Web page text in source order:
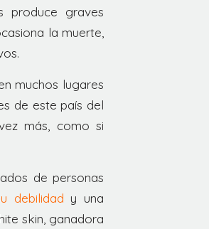
produce graves
la muerte,
muchos lugares
de este país del
más, como si
de personas
debilidad y una
skin, ganadora